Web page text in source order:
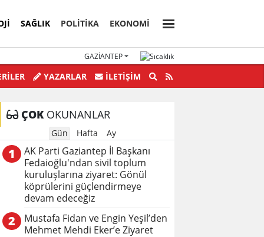
SAĞLIK POLİTİKA EKONOMİ
GAZIANTEP
Yolsuzluklar bitmek bilmiyor.
YAZARLAR İLETIŞIM
ÇOKOKUNANLAR
Gün Hafta Ay
1
AK Parti Gaziantep İl Başkanı
Fedaioğlu'ndan sivil toplum
kuruluşlarına ziyaret: Gönül
köprülerini güçlendirmeye
devam edeceğiz
2
Mustafa Fidan ve Engin Yeşil’den
Mehmet Mehdi Eker’e Ziyaret